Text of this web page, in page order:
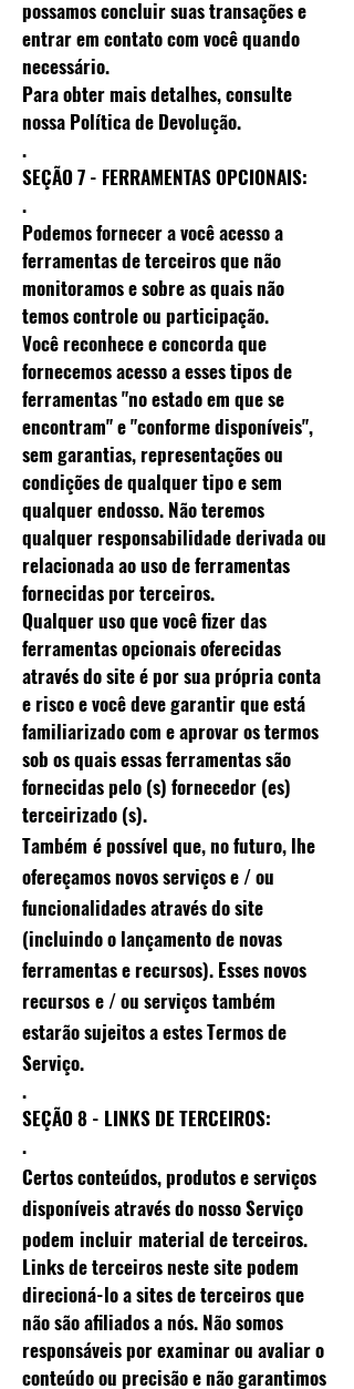
possamos concluir suas transações e
entrar em contato com você quando
necessário.
Para obter mais detalhes, consulte
nossa Política de Devolução.
.
SEÇÃO 7 - FERRAMENTAS OPCIONAIS:
.
Podemos fornecer a você acesso a
ferramentas de terceiros que não
monitoramos e sobre as quais não
temos controle ou participação.
Você reconhece e concorda que
fornecemos acesso a esses tipos de
ferramentas "no estado em que se
encontram" e "conforme disponíveis",
sem garantias, representações ou
condições de qualquer tipo e sem
qualquer endosso. Não teremos
qualquer responsabilidade derivada ou
relacionada ao uso de ferramentas
fornecidas por terceiros.
Qualquer uso que você fizer das
ferramentas opcionais oferecidas
através do site é por sua própria conta
e risco e você deve garantir que está
familiarizado com e aprovar os termos
sob os quais essas ferramentas são
fornecidas pelo (s) fornecedor (es)
terceirizado (s).
Também é possível que, no futuro, lhe
ofereçamos novos serviços e / ou
funcionalidades através do site
(incluindo o lançamento de novas
ferramentas e recursos). Esses novos
recursos e / ou serviços também
estarão sujeitos a estes Termos de
Serviço.
.
SEÇÃO 8 - LINKS DE TERCEIROS:
.
Certos conteúdos, produtos e serviços
disponíveis através do nosso Serviço
podem incluir material de terceiros.
Links de terceiros neste site podem
direcioná-lo a sites de terceiros que
não são afiliados a nós. Não somos
responsáveis ​​por examinar ou avaliar o
conteúdo ou precisão e não garantimos